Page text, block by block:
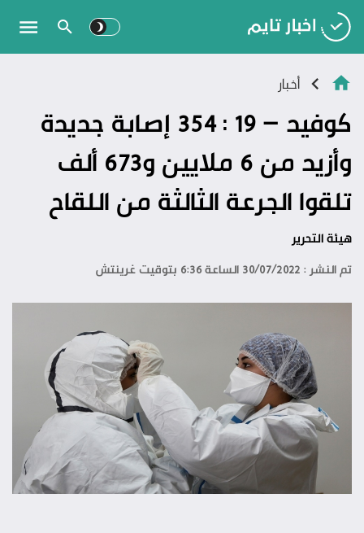
أخبار
كوفيد – 19 : 354 إصابة جديدة
وأزيد من 6 ملايين و673 ألف
تلقوا الجرعة الثالثة من اللقاح
هيئة التحرير
تم النشر : 30/07/2022 الساعة 6:36 بتوقيت غرينتش